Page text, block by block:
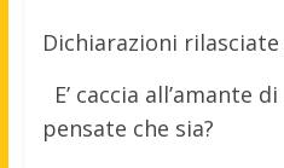
Dichiarazioni rilasciate
E’ caccia all’amante
pensate che sia?